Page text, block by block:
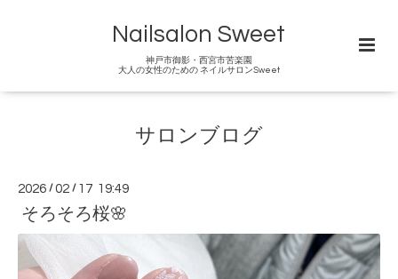
Nailsalon Sweet
神戸市御影・西宮市苦楽園
大人の女性のための ネイルサロンSweet
サロンブログ
2026 /02 / 17 19:49
そろそろ桜🌸